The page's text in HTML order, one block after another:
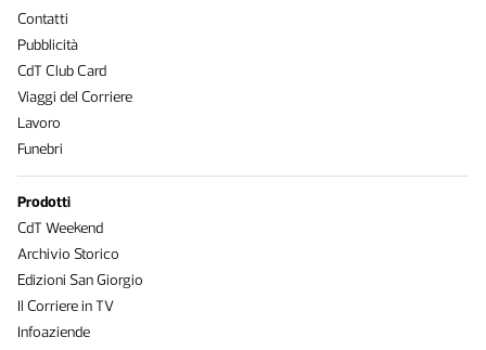
Contatti
Pubblicità
CdT Club Card
Viaggi del Corriere
Lavoro
Funebri
Prodotti
CdT Weekend
Archivio Storico
Edizioni San Giorgio
Il Corriere in TV
Infoaziende